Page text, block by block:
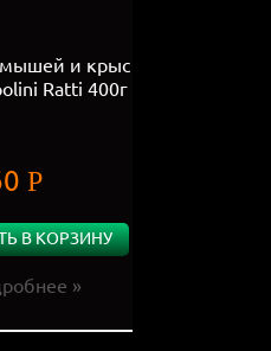
мышей и крыс
Ratti 400г
Р
В КОРЗИНУ
»